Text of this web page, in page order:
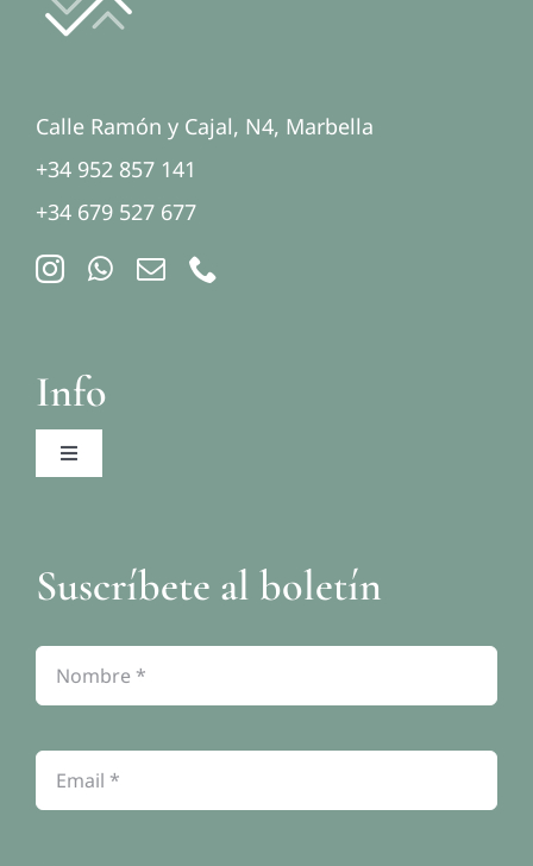
Calle Ramón y Cajal, N4, Marbella
+34 952 857 141
+34 679 527 677
Info
Toggle
Política de privacidad
Política de cookies
Contacto
Suscríbete al boletín